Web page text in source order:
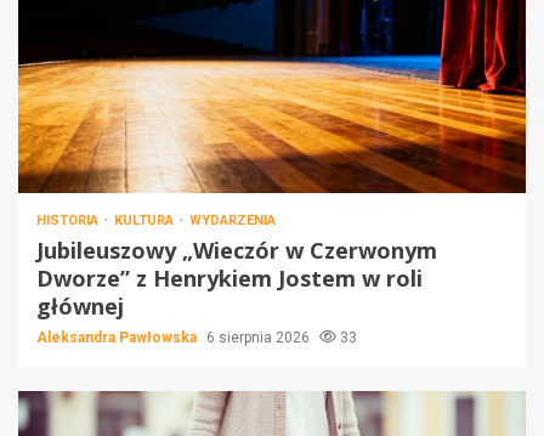
HISTORIA KULTURA WYDARZENIA
Jubileuszowy „Wieczór w Czerwonym
Dworze” z Henrykiem Jostem w roli
głównej
Aleksandra Pawłowska 6 sierpnia 2026 33